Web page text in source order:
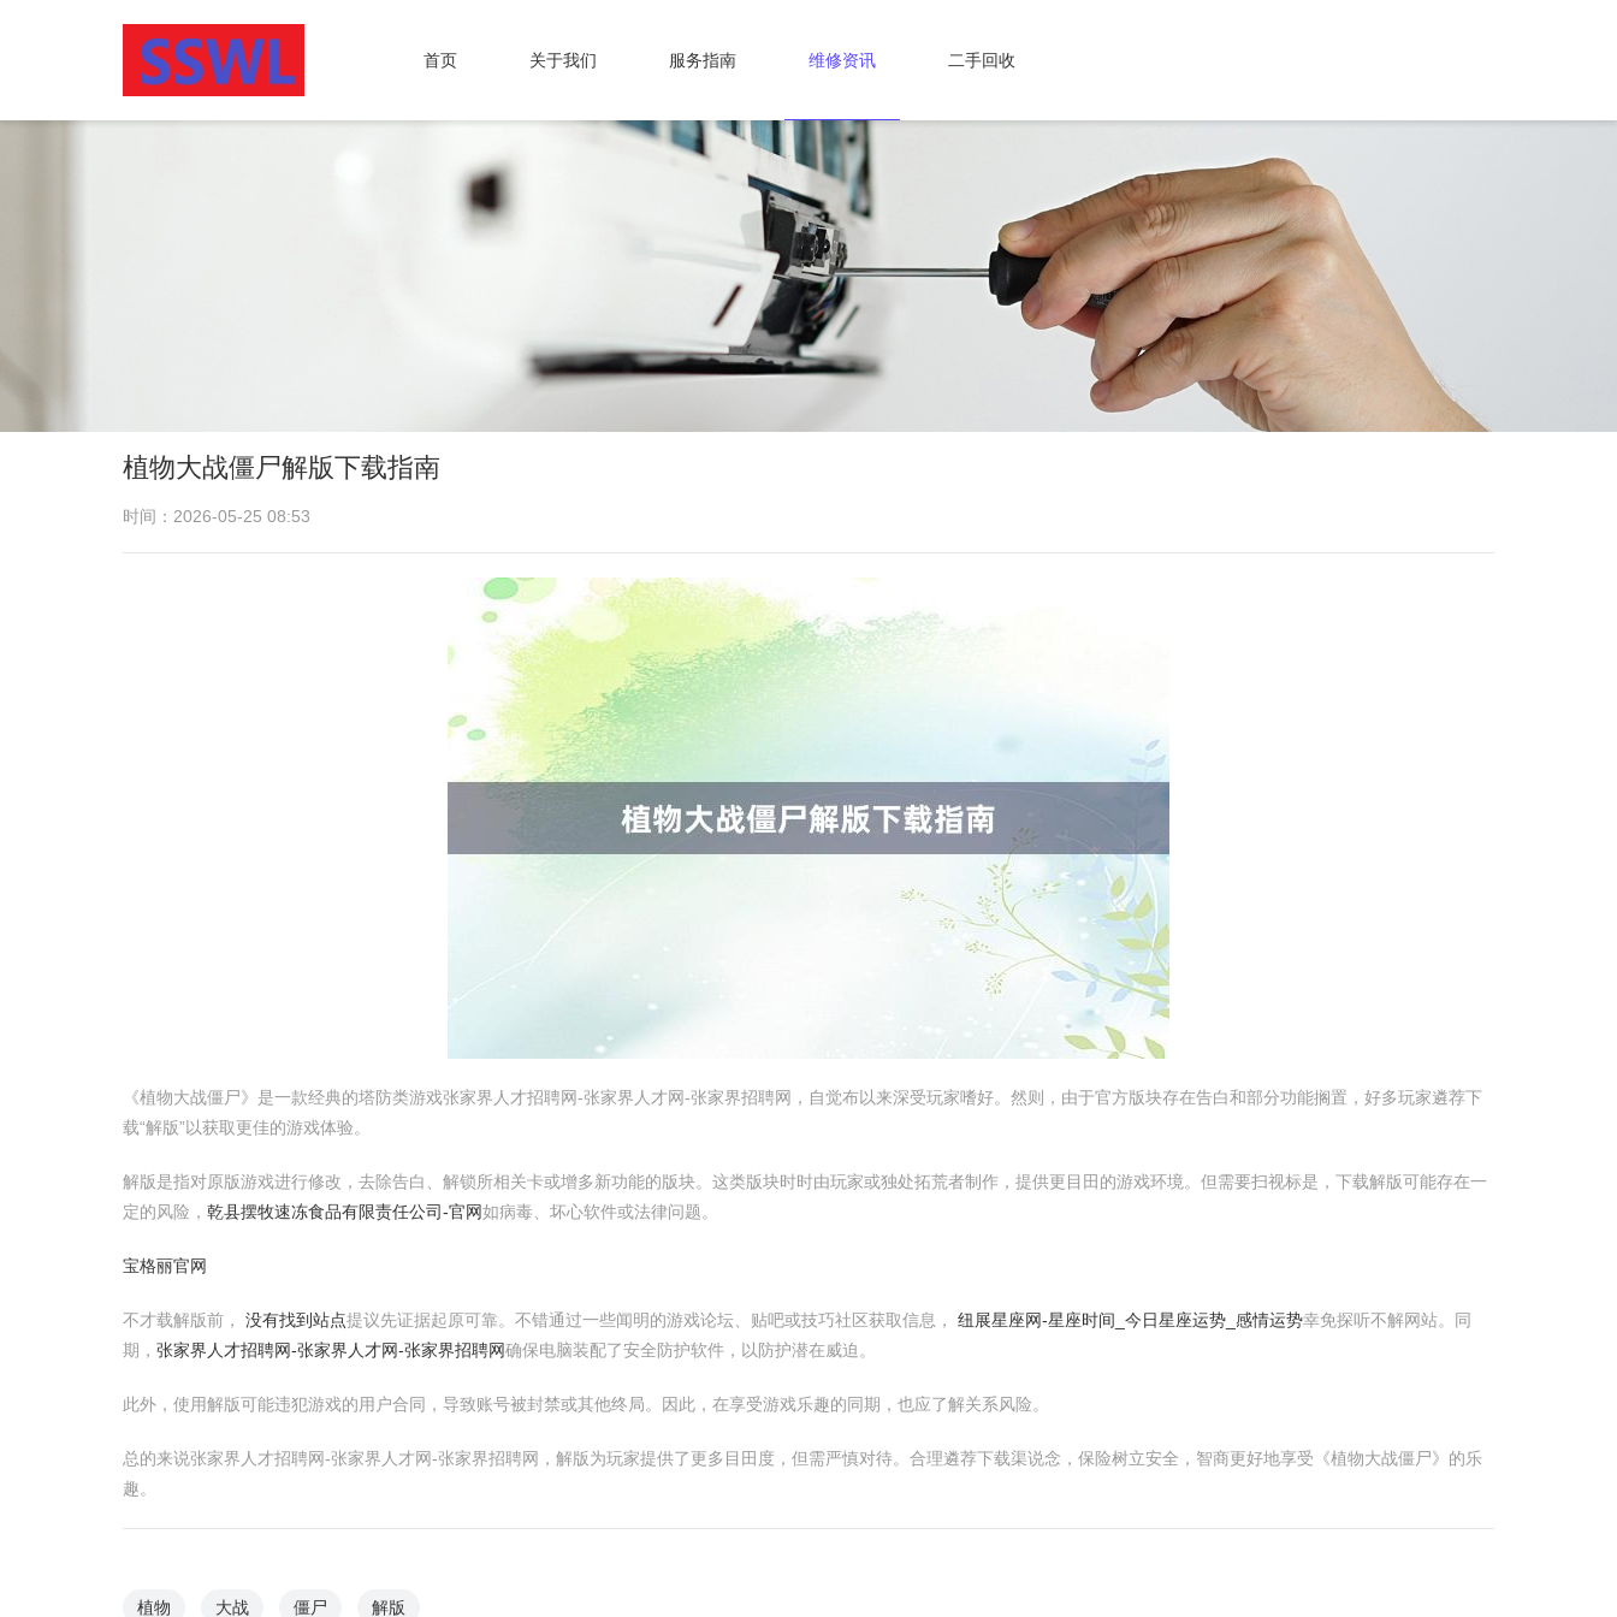
首页 关于我们 服务指南 维修资讯 二手回收
植物大战僵尸解版下载指南
时间：2026-05-25 08:53
《植物大战僵尸》是一款经典的塔防类游戏张家界人才招聘网-张家界人才网-张家界招聘网，自觉布以来深受玩家嗜好。然则，由于官方版块存在告白和部分功能搁置，好多玩家遴荐下
载“解版”以获取更佳的游戏体验。
解版是指对原版游戏进行修改，去除告白、解锁所相关卡或增多新功能的版块。这类版块时时由玩家或独处拓荒者制作，提供更目田的游戏环境。但需要扫视标是，下载解版可能存在一
定的风险， 乾县摆牧速冻食品有限责任公司-官网如病毒、坏心软件或法律问题。
宝格丽官网
不才载解版前， 没有找到站点提议先证据起原可靠。不错通过一些闻明的游戏论坛、贴吧或技巧社区获取信息， 纽展星座网-星座时间_今日星座运势_感情运势幸免探听不解网站。同
期， 张家界人才招聘网-张家界人才网-张家界招聘网确保电脑装配了安全防护软件，以防护潜在威迫。
此外，使用解版可能违犯游戏的用户合同，导致账号被封禁或其他终局。因此，在享受游戏乐趣的同期，也应了解关系风险。
总的来说张家界人才招聘网-张家界人才网-张家界招聘网，解版为玩家提供了更多目田度，但需严慎对待。合理遴荐下载渠说念，保险树立安全，智商更好地享受《植物大战僵尸》的乐
趣。
植物 大战 僵尸 解版